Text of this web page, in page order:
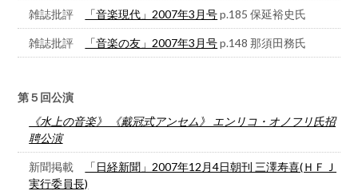
雑誌批評 「音楽現代」2007年3月号p.185 保延裕史氏
雑誌批評 「音楽の友」2007年3月号p.148 那須田務氏
第５回公演
《水上の音楽》 《戴冠式アンセム》 エンリコ・オノフリ氏招
聘公演
新聞掲載
「日経新聞」2007年12月4日朝刊 三澤寿喜(ＨＦＪ
実行委員長)